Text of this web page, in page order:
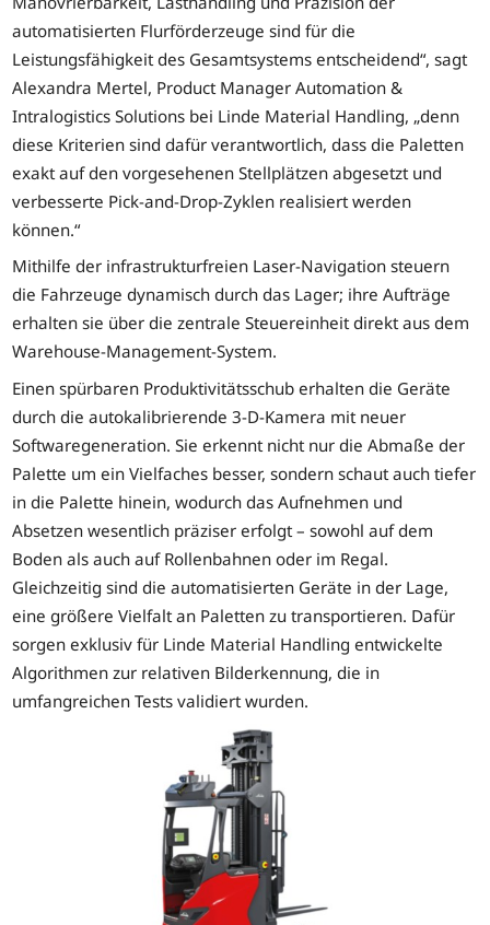
automatisierten Flurförderzeuge sind für die
Leistungsfähigkeit des Gesamtsystems entscheidend“, sagt
Alexandra Mertel, Product Manager Automation &
Intralogistics Solutions bei Linde Material Handling, „denn
diese Kriterien sind dafür verantwortlich, dass die Paletten
exakt auf den vorgesehenen Stellplätzen abgesetzt und
verbesserte Pick-and-Drop-Zyklen realisiert werden
können.“
Mithilfe der infrastrukturfreien Laser-Navigation steuern
die Fahrzeuge dynamisch durch das Lager; ihre Aufträge
erhalten sie über die zentrale Steuereinheit direkt aus dem
Warehouse-Management-System.
Einen spürbaren Produktivitätsschub erhalten die Geräte
durch die autokalibrierende 3-D-Kamera mit neuer
Softwaregeneration. Sie erkennt nicht nur die Abmaße der
Palette um ein Vielfaches besser, sondern schaut auch tiefer
in die Palette hinein, wodurch das Aufnehmen und
Absetzen wesentlich präziser erfolgt – sowohl auf dem
Boden als auch auf Rollenbahnen oder im Regal.
Gleichzeitig sind die automatisierten Geräte in der Lage,
eine größere Vielfalt an Paletten zu transportieren. Dafür
sorgen exklusiv für Linde Material Handling entwickelte
Algorithmen zur relativen Bilderkennung, die in
umfangreichen Tests validiert wurden.